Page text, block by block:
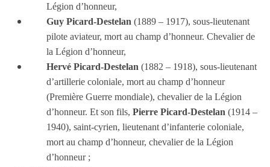
Légion d’honneur,
Guy Picard-Destelan (1889 – 1917), sous-lieutenant
pilote aviateur, mort au champ d’honneur. Chevalier de
la Légion d’honneur,
Hervé Picard-Destelan (1882 – 1918), sous-lieutenant
d’artillerie coloniale, mort au champ d’honneur
(Première Guerre mondiale), chevalier de la Légion
d’honneur. Et son fils, Pierre Picard-Destelan (1914 –
1940), saint-cyrien, lieutenant d’infanterie coloniale,
mort au champ d’honneur, chevalier de la Légion
d’honneur ;